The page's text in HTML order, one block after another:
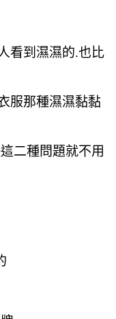
看到濕濕的.也比
服那種濕濕黏黏
二種問題就不用